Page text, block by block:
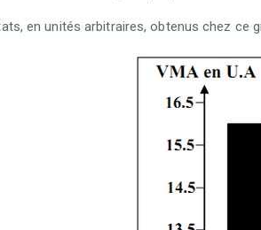
en unités arbitraires, obtenus chez ce